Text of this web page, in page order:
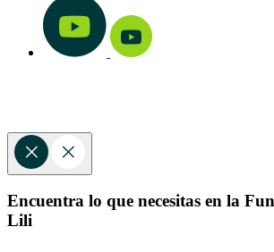
Encuentra lo que necesitas en la
Lili